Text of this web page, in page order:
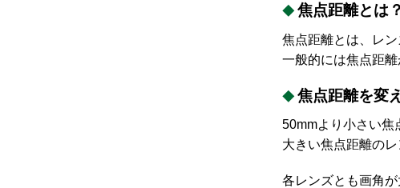
焦点距離とは？
焦点距離とは、レ
一般的には焦点距
焦点距離を変
50mmより小さい焦
大きい焦点距離の
各レンズとも画角が